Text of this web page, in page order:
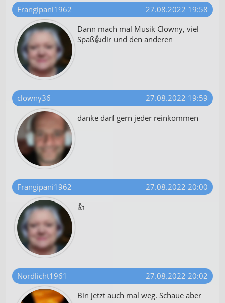
Frangipani1962
27.08.2022 19:58
Dann mach mal Musik Clowny, viel
Spaß👍dir und den anderen
clowny36
27.08.2022 19:59
danke darf gern jeder reinkommen
Frangipani1962
27.08.2022 20:00
👍
Nordlicht1961
27.08.2022 20:02
Bin jetzt auch mal weg. Schaue aber